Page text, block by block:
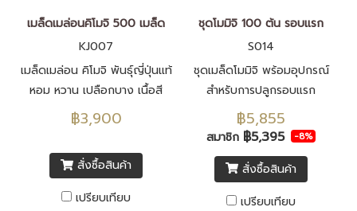
เมล็ดเมล่อนคิโมจิ 500 เมล็ด
KJ007
เมล็ดเมล่อน คิโมจิ พันธุ์ญี่ปุ่นแท้
หอม หวาน เปลือกบาง เนื้อสี
เขียว きもじ เมล็ดพันธุ์นำเข้า
จากประเทศญี่ปุ่น F1 ทั้งหมด
฿3,900
สั่งซื้อสินค้า
เปรียบเทียบ
ชุดโมมิจิ 100 ต้น รอบแรก
S014
ชุดเมล็ดโมมิจิ พร้อมอุปกรณ์
สำหรับการปลูกรอบแรก
฿5,855
สมาชิก ฿5,395 -8%
สั่งซื้อสินค้า
เปรียบเทียบ